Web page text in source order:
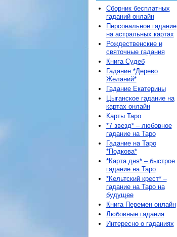
Сборник бесплатных
гаданий онлайн
Персональное гадание
на астральных картах
Рождественские и
святочные гадания
Книга Судеб
Гадание *Дерево
Желаний*
Гадание Екатерины
Цыганское гадание на
картах онлайн
Карты Таро
*7 звезд* – любовное
гадание на Таро
Гадание на Таро
*Подкова*
*Карта дня* – быстрое
гадание на Таро
*Кельтский крест* –
гадание на Таро на
будущее
Книга Перемен онлайн
Любовные гадания
Интересно о гаданиях